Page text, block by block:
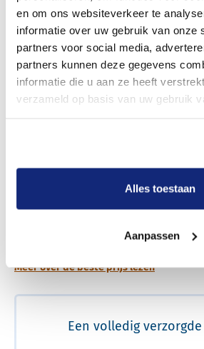
en om ons websiteverkeer te
informatie over uw gebruik van onze
partners voor social media,
partners kunnen deze gegevens
informatie die u aan ze heeft
verzameld op basis van uw gebruik
Alles toestaan
Aanpassen
Bekijk tarieven voor crematie
Meer over de beste prijs lezen
Een volledig